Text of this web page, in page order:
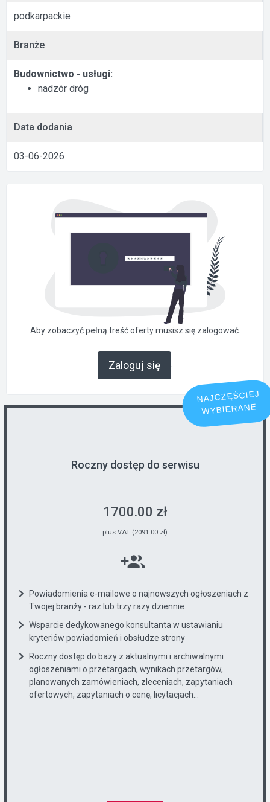
podkarpackie
Branże
Budownictwo - usługi:
nadzór dróg
Data dodania
03-06-2026
Aby zobaczyć pełną treść oferty musisz się zalogować.
Zaloguj się .
NAJCZĘŚCIEJ
WYBIERANE
Roczny dostęp do serwisu
1700.00 zł
plus VAT (2091.00 zł)
Powiadomienia e-mailowe o najnowszych ogłoszeniach z
Twojej branży - raz lub trzy razy dziennie
Wsparcie dedykowanego konsultanta w ustawianiu
kryteriów powiadomień i obsłudze strony
Roczny dostęp do bazy z aktualnymi i archiwalnymi
ogłoszeniami o przetargach, wynikach przetargów,
planowanych zamówieniach, zleceniach, zapytaniach
ofertowych, zapytaniach o cenę, licytacjach...